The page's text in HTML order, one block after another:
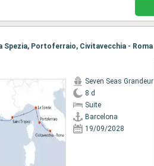
Spezia, Portoferraio, Civitavecchia - Roma
Seven Seas Grandeur
8 d
Suite
Barcelona
19/09/2028